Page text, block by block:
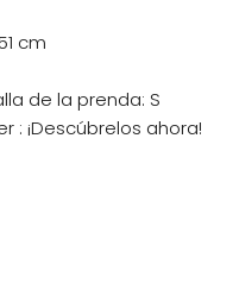
cm
de la prenda: S
: ¡Descúbrelos ahora!